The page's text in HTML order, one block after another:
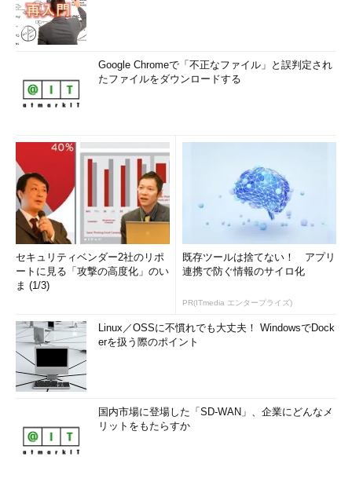
Google Chromeで「不正なファイル」と誤判定され
たファイルをダウンロードする
セキュリティベンダー2社のリポ
ートに見る「攻撃の高度化」のい
ま (1/3)
既存ツールは捨てない！ アプリ
連携で防ぐ情報のサイロ化
PR(ITmedia エンタープライズ)
Linux／OSSに不慣れでも大丈夫！ WindowsでDock
erを扱う際のポイント
国内市場に登場した「SD-WAN」、企業にどんなメ
リットをもたらすか